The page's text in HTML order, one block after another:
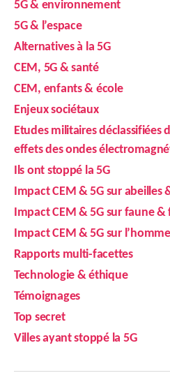
5G & environnement
5G & l’espace
Alternatives à la 5G
CEM, 5G & santé
CEM, enfants & école
Enjeux sociétaux
Etudes militaires déclassifiées
effets des ondes
Ils ont stoppé la 5G
Impact CEM & 5G sur abeilles
Impact CEM & 5G sur faune &
Impact CEM & 5G sur l’homme
Rapports multi-facettes
Technologie & éthique
Témoignages
Top secret
Villes ayant stoppé la 5G